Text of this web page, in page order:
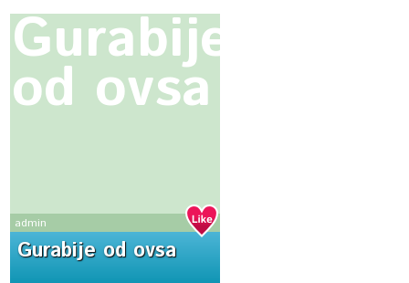
Gurabije
od ovsa
admin
Gurabije od ovsa